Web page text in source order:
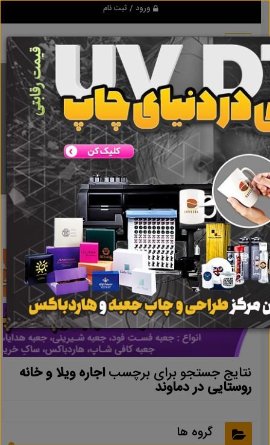
ورود / ثبت نام
برنامه اندروید تبلیغ شو
مرجع نیازمندیها و تبلیغات اینترنتی
دانلود
تبلیغ شو اجاره ویلا و خانه روستایی در دماوند
نتایج جستجو برای
برچسباجاره ویلا و خانه روستایی در دماوند
نتایج جستجو برای برچسباجاره ویلا و خانه
روستایی در دماوند
گروه ها